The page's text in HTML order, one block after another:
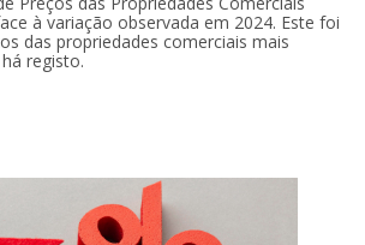
à variação observada em 2024. Este foi
das propriedades comerciais mais
registo.